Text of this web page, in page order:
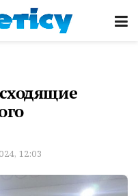
12:03